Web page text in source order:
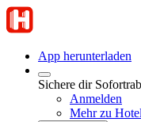
App herunterladen
Sichere dir
Anmelden
Mehr zu